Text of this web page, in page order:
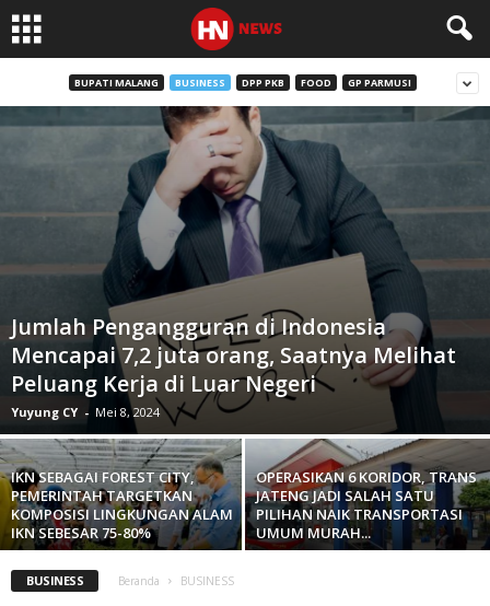
BUPATI MALANG BUSINESS DPP PKB FOOD GP PARMUSI
Jumlah Pengangguran di Indonesia
Mencapai 7,2 juta orang, Saatnya Melihat
Peluang Kerja di Luar Negeri
Yuyung CY - Mei 8, 2024
IKN SEBAGAI FOREST CITY,
PEMERINTAH TARGETKAN
KOMPOSISI LINGKUNGAN ALAM
IKN SEBESAR 75-80%
OPERASIKAN 6 KORIDOR, TRANS
JATENG JADI SALAH SATU
PILIHAN NAIK TRANSPORTASI
UMUM MURAH...
BUSINESS Beranda BUSINESS